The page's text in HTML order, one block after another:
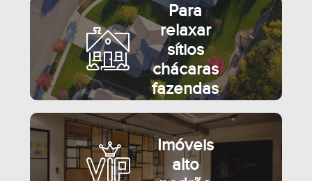
Para
relaxar
sítios
chácaras
fazendas
Imóveis
alto